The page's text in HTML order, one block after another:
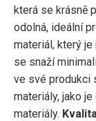
která se krásně
odolná, ideální
materiál, který je
se snaží
ve své produkci
materiály, jako
materiály.